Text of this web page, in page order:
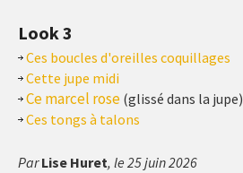
Look 3
Ces boucles d'oreilles coquillages
Cette jupe midi
Ce marcel rose (glissé dans la jupe)
Ces tongs à talons
ParLise Huret, le 25 juin 2026